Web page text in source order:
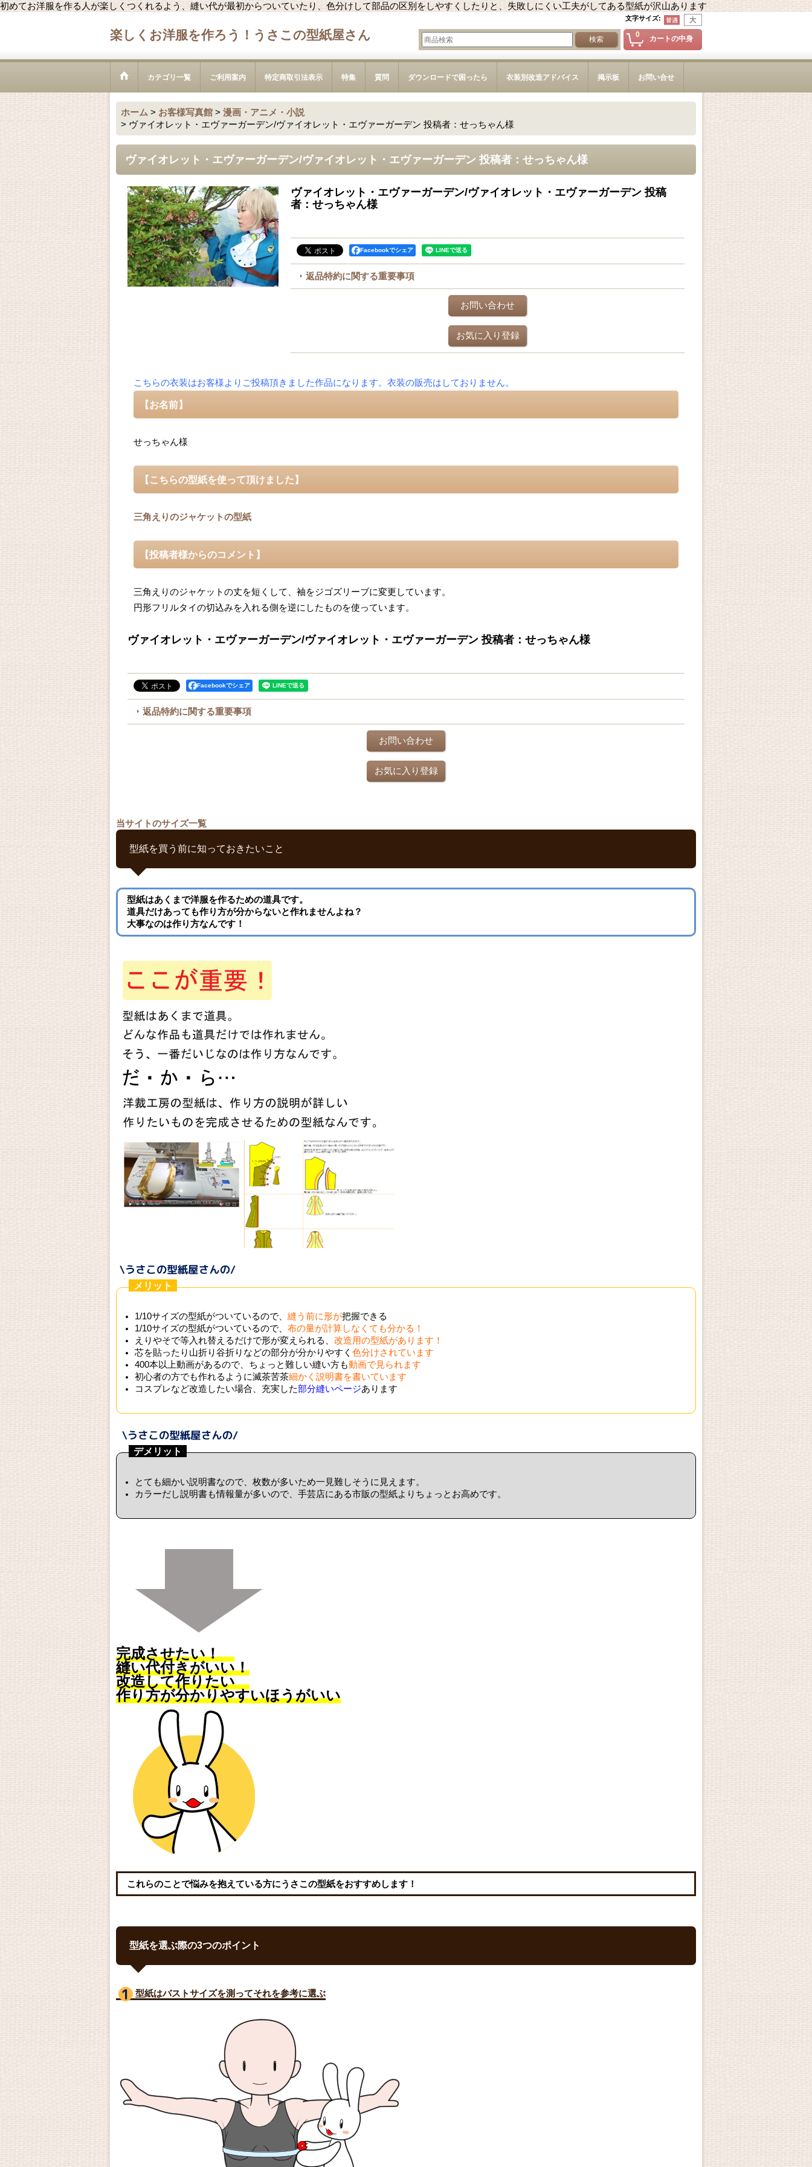
初めてお洋服を作る人が楽しくつくれるよう、縫い代が最初からついていたり、色分けして部品の区別をしやすくしたりと、失敗しにくい工夫がしてある型紙が沢山あります
文字サイズ:
楽しくお洋服を作ろう！うさこの型紙屋さん 0 カートの中身
カテゴリ一覧 ご利用案内 特定商取引法表示 特集 質問 ダウンロードで困ったら 衣装別改造アドバイス 掲示板 お問い合せ
ホーム > お客様写真館 > 漫画・アニメ・小説
> ヴァイオレット・エヴァーガーデン/ヴァイオレット・エヴァーガーデン 投稿者：せっちゃん様
ヴァイオレット・エヴァーガーデン/ヴァイオレット・エヴァーガーデン 投稿者：せっちゃん様
ヴァイオレット・エヴァーガーデン/ヴァイオレット・エヴァーガーデン 投稿
者：せっちゃん様
Facebookでシェア
返品特約に関する重要事項
お問い合わせ
お気に入り登録
こちらの衣装はお客様よりご投稿頂きました作品になります。衣装の販売はしておりません。
【お名前】
せっちゃん様
【こちらの型紙を使って頂けました】
三角えりのジャケットの型紙
【投稿者様からのコメント】
三角えりのジャケットの丈を短くして、袖をジゴズリーブに変更しています。
円形フリルタイの切込みを入れる側を逆にしたものを使っています。
ヴァイオレット・エヴァーガーデン/ヴァイオレット・エヴァーガーデン 投稿者：せっちゃん様
Facebookでシェア
返品特約に関する重要事項
お問い合わせ
お気に入り登録
当サイトのサイズ一覧
型紙を買う前に知っておきたいこと
型紙はあくまで洋服を作るための道具です。
道具だけあっても作り方が分からないと作れませんよね？
大事なのは作り方なんです！
メリット
1/10サイズの型紙がついているので、 縫う前に形が把握できる
1/10サイズの型紙がついているので、 布の量が計算しなくても分かる！
えりやそで等入れ替えるだけで形が変えられる、 改造用の型紙があります！
芯を貼ったり山折り谷折りなどの部分が分かりやすく 色分けされています
400本以上動画があるので、ちょっと難しい縫い方も動画で見られます
初心者の方でも作れるように滅茶苦茶細かく説明書を書いています
コスプレなど改造したい場合、充実した部分縫いページあります
デメリット
とても細かい説明書なので、枚数が多いため一見難しそうに見えます。
カラーだし説明書も情報量が多いので、手芸店にある市販の型紙よりちょっとお高めです。
完成させたい！
縫い代付きがいい！
改造して作りたい
作り方が分かりやすいほうがいい
これらのことで悩みを抱えている方にうさこの型紙をおすすめします！
型紙を選ぶ際の3つのポイント
型紙はバストサイズを測ってそれを参考に選ぶ